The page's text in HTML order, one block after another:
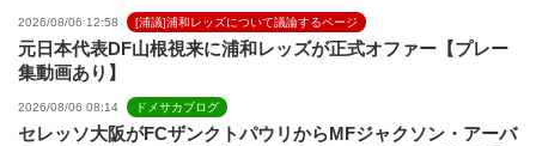
2026/08/06 12:58 [浦議]浦和レッズについて議論するページ
元日本代表DF山根視来に浦和レッズが正式オファー【プレー
集動画あり】
2026/08/06 08:14 ドメサカブログ
セレッソ大阪がFCザンクトパウリからMFジャクソン・アーバ